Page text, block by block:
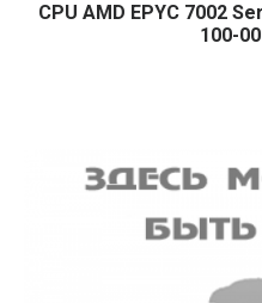
CPU AMD EPYC 7002
100-